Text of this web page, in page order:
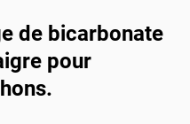
de bicarbonate
pour